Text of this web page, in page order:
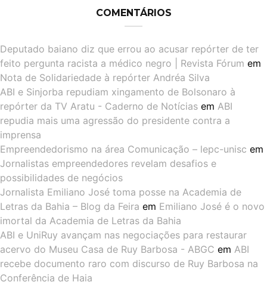
COMENTÁRIOS
Deputado baiano diz que errou ao acusar repórter de ter
feito pergunta racista a médico negro | Revista Fórum em
Nota de Solidariedade à repórter Andréa Silva
ABI e Sinjorba repudiam xingamento de Bolsonaro à
repórter da TV Aratu - Caderno de Notícias em ABI
repudia mais uma agressão do presidente contra a
imprensa
Empreendedorismo na área Comunicação – lepc-unisc em
Jornalistas empreendedores revelam desafios e
possibilidades de negócios
Jornalista Emiliano José toma posse na Academia de
Letras da Bahia – Blog da Feira em Emiliano José é o novo
imortal da Academia de Letras da Bahia
ABI e UniRuy avançam nas negociações para restaurar
acervo do Museu Casa de Ruy Barbosa - ABGC em ABI
recebe documento raro com discurso de Ruy Barbosa na
Conferência de Haia